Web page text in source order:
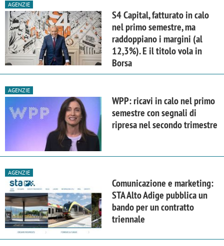
AGENZIE
S4 Capital, fatturato in calo
nel primo semestre, ma
raddoppiano i margini (al
12,3%). E il titolo vola in
Borsa
AGENZIE
WPP: ricavi in calo nel primo
semestre con segnali di
ripresa nel secondo trimestre
AGENZIE
Comunicazione e marketing:
STA Alto Adige pubblica un
bando per un contratto
triennale